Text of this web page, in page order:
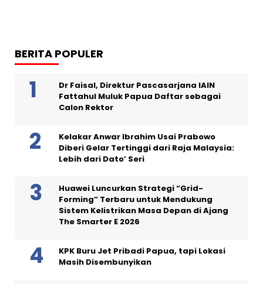
BERITA POPULER
Dr Faisal, Direktur Pascasarjana IAIN
Fattahul Muluk Papua Daftar sebagai
Calon Rektor
Kelakar Anwar Ibrahim Usai Prabowo
Diberi Gelar Tertinggi dari Raja Malaysia:
Lebih dari Dato’ Seri
Huawei Luncurkan Strategi “Grid-
Forming” Terbaru untuk Mendukung
Sistem Kelistrikan Masa Depan di Ajang
The Smarter E 2026
KPK Buru Jet Pribadi Papua, tapi Lokasi
Masih Disembunyikan